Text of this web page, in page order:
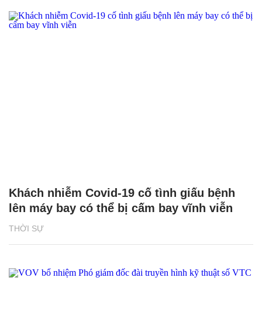
THỜI SỰ
Khách nhiễm Covid-19 cố tình giấu bệnh
lên máy bay có thể bị cấm bay vĩnh viễn